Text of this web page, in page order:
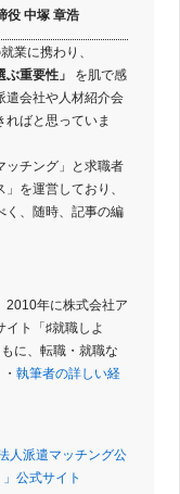
役 中塚 章浩
業に携わり、
重要性」
を肌で感
遣会社や人材紹介会
ばと思っていま
ッチング」と求職者
を運営しており、
く、随時、記事の編
2010年に株式会社ア
イト「♯就職しよ
に、転職・就職な
執筆者の詳しい経
人派遣マッチング公
公式サイト